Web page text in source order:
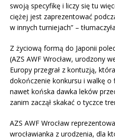
swoją specyfikę i liczy się tu
ciężej jest zaprezentować
w innych turniejach” –
Z życiową formą do Japonii
(AZS AWF Wrocław, urodzony
Europy przegrał z kontuzją,
dokończenie konkursu i walkę o
nawet końska dawka leków
zanim zaczął skakać o tyczce
AZS AWF Wrocław
wrocławianka z urodzenia, dla